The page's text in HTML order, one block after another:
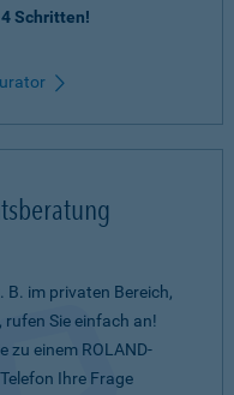
Schritten!
B. im privaten Bereich,
Sie einfach an!
zu einem ROLAND-
Ihre Frage